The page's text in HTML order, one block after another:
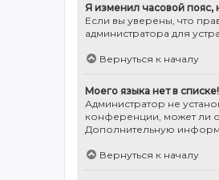
Я изменил часовой пояс,
Если вы уверены, что
администратора для
Вернуться к началу
Моего языка нет в списке!
Администратор не
конференции, может ли
Дополнительную
Вернуться к началу